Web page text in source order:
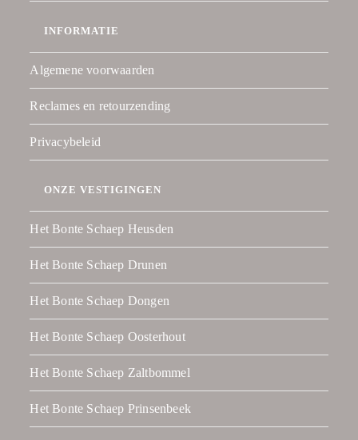
INFORMATIE
Algemene voorwaarden
Reclames en retourzending
Privacybeleid
ONZE VESTIGINGEN
Het Bonte Schaep Heusden
Het Bonte Schaep Drunen
Het Bonte Schaep Dongen
Het Bonte Schaep Oosterhout
Het Bonte Schaep Zaltbommel
Het Bonte Schaep Prinsenbeek